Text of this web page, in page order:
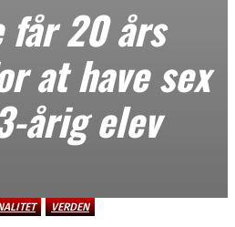
får 20 års
at have sex
årig elev
VERDEN